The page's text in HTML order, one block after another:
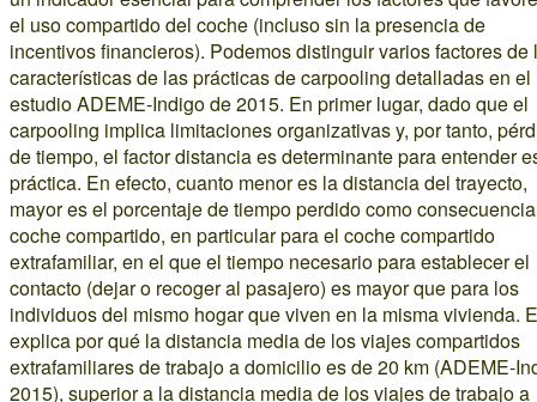
el uso compartido del coche (incluso sin la presencia de
incentivos financieros). Podemos distinguir varios factores de
características de las prácticas de carpooling detalladas en el
estudio ADEME-Indigo de 2015. En primer lugar, dado que el
carpooling implica limitaciones organizativas y, por tanto,
de tiempo, el factor distancia es determinante para entender
práctica. En efecto, cuanto menor es la distancia del trayecto,
mayor es el porcentaje de tiempo perdido como
coche compartido, en particular para el coche compartido
extrafamiliar, en el que el tiempo necesario para establecer el
contacto (dejar o recoger al pasajero) es mayor que para los
individuos del mismo hogar que viven en la misma vivienda.
explica por qué la distancia media de los viajes compartidos
extrafamiliares de trabajo a domicilio es de 20 km (ADEME-
2015), superior a la distancia media de los viajes de trabajo a